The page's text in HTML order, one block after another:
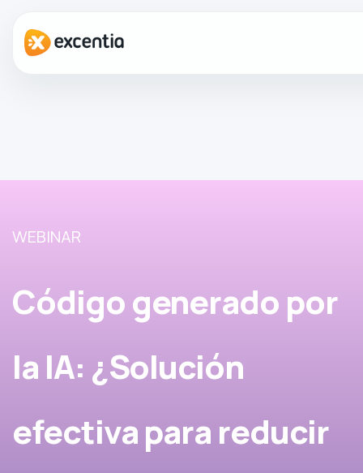
WEBINAR
Código generado por
la IA: ¿Solución
efectiva para reducir